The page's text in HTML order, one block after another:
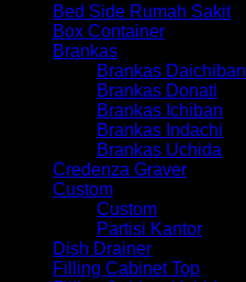
Bed Side Rumah Sakit
Box Container
Brankas
Brankas Daichiban
Brankas Donati
Brankas Ichiban
Brankas Indachi
Brankas Uchida
Credenza Graver
Custom
Custom
Partisi Kantor
Dish Drainer
Filling Cabinet Top